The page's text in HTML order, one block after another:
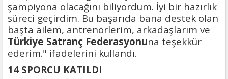
şampiyona olacağını biliyordum. İyi bir hazırlık
süreci geçirdim. Bu başarıda bana destek olan
başta ailem, antrenörlerim, arkadaşlarım ve
Türkiye Satranç Federasyonuna teşekkür
ederim." ifadelerini kullandı.
14 SPORCU KATILDI